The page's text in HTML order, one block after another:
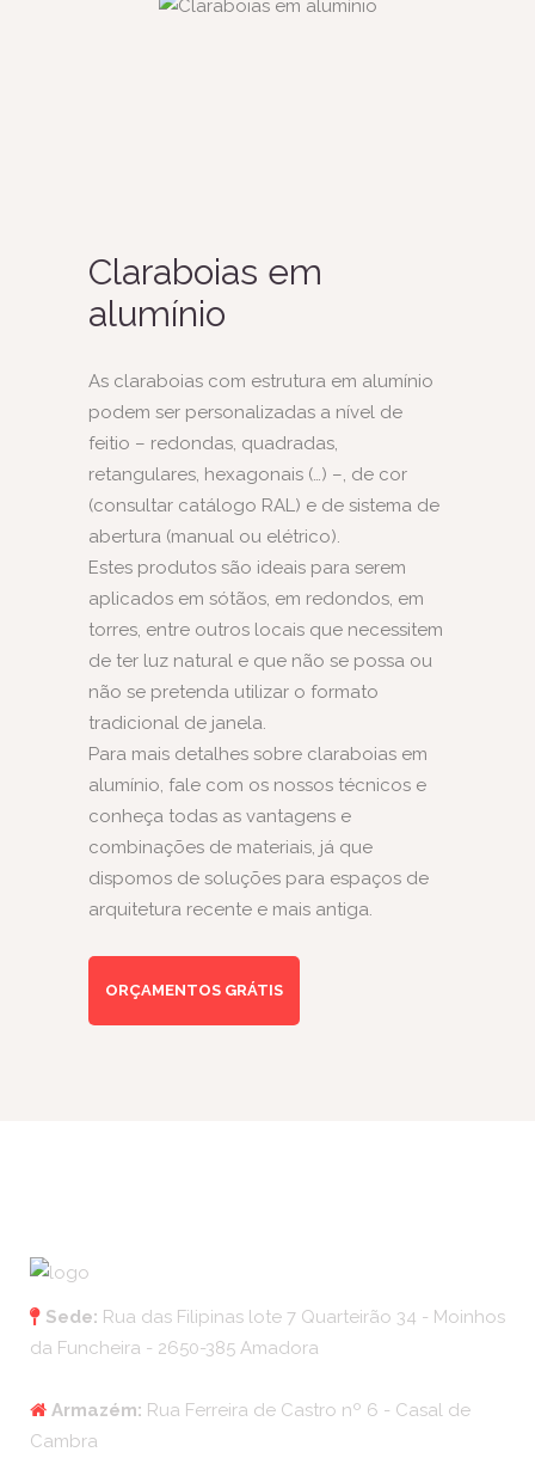
Claraboias em
alumínio
As claraboias com estrutura em alumínio
podem ser personalizadas a nível de
feitio – redondas, quadradas,
retangulares, hexagonais (…) –, de cor
(consultar catálogo RAL) e de sistema de
abertura (manual ou elétrico).
Estes produtos são ideais para serem
aplicados em sótãos, em redondos, em
torres, entre outros locais que necessitem
de ter luz natural e que não se possa ou
não se pretenda utilizar o formato
tradicional de janela.
Para mais detalhes sobre claraboias em
alumínio, fale com os nossos técnicos e
conheça todas as vantagens e
combinações de materiais, já que
dispomos de soluções para espaços de
arquitetura recente e mais antiga.
ORÇAMENTOS GRÁTIS
Sede: Rua das Filipinas lote 7 Quarteirão 34 - Moinhos
da Funcheira - 2650-385 Amadora
Armazém: Rua Ferreira de Castro nº 6 - Casal de
Cambra